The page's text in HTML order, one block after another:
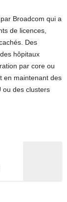
Broadcom qui a
de licences,
Des
hôpitaux
par core ou
en maintenant des
ou des clusters